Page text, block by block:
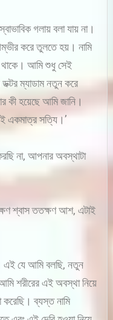
গলায় বলা যায় না।
করে তুলতে হয়। নামি
থাকে। আমি শুধু সেই
ডক্টর ম্যাডাম নতুন করে
কী হয়েছে আমি জানি।
একমাত্র সত্যি।’
না, আপনার অবস্থাটা
শ্বাস ততক্ষণ আশ, এটাই
এই যে আমি বলছি, নতুন
শরীরের এই অবস্থা নিয়ে
করেছি। ব্যস্ত নামি